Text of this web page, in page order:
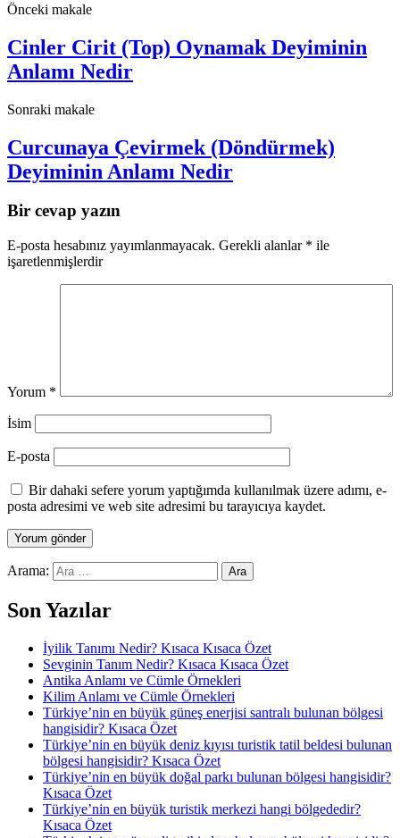
Önceki makale
Cinler Cirit (Top) Oynamak Deyiminin
Anlamı Nedir
Sonraki makale
Curcunaya Çevirmek (Döndürmek)
Deyiminin Anlamı Nedir
Bir cevap yazın
E-posta hesabınız yayımlanmayacak. Gerekli alanlar * ile
işaretlenmişlerdir
Yorum *
İsim
E-posta
Bir dahaki sefere yorum yaptığımda kullanılmak üzere adımı, e-
posta adresimi ve web site adresimi bu tarayıcıya kaydet.
Arama:
Son Yazılar
İyilik Tanımı Nedir? Kısaca Kısaca Özet
Sevginin Tanım Nedir? Kısaca Kısaca Özet
Antika Anlamı ve Cümle Örnekleri
Kilim Anlamı ve Cümle Örnekleri
Türkiye’nin en büyük güneş enerjisi santralı bulunan bölgesi
hangisidir? Kısaca Özet
Türkiye’nin en büyük deniz kıyısı turistik tatil beldesi bulunan
bölgesi hangisidir? Kısaca Özet
Türkiye’nin en büyük doğal parkı bulunan bölgesi hangisidir?
Kısaca Özet
Türkiye’nin en büyük turistik merkezi hangi bölgededir?
Kısaca Özet